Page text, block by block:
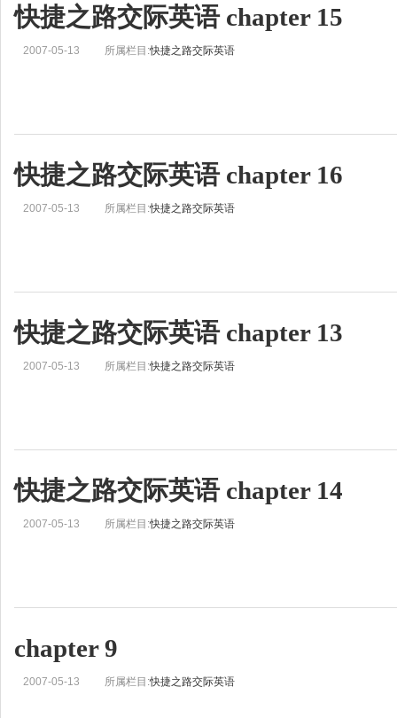
快捷之路交际英语 chapter 15
2007-05-13 所属栏目:快捷之路交际英语
快捷之路交际英语 chapter 16
2007-05-13 所属栏目:快捷之路交际英语
快捷之路交际英语 chapter 13
2007-05-13 所属栏目:快捷之路交际英语
快捷之路交际英语 chapter 14
2007-05-13 所属栏目:快捷之路交际英语
chapter 9
2007-05-13 所属栏目:快捷之路交际英语